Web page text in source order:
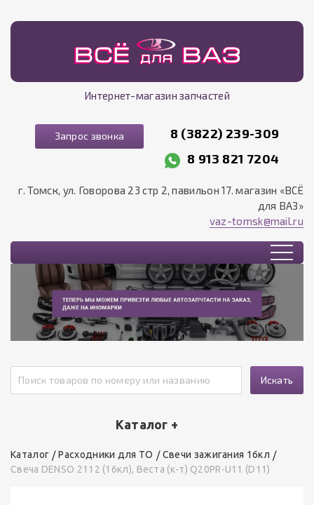
Интернет-магазин запчастей
Запрос звонка
8 (3822) 239-309
8 913 821 7204
г. Томск, ул. Говорова 23 стр 2, павильон 17. магазин «ВСЁ
для ВАЗ»
vaz-tomsk@mail.ru
Искать
Каталог +
Каталог Расходники для ТО
Свечи зажигания 16кл
Свеча DENSO 2112 (16кл), Веста (к-т) Q20PR-U11 (D11)